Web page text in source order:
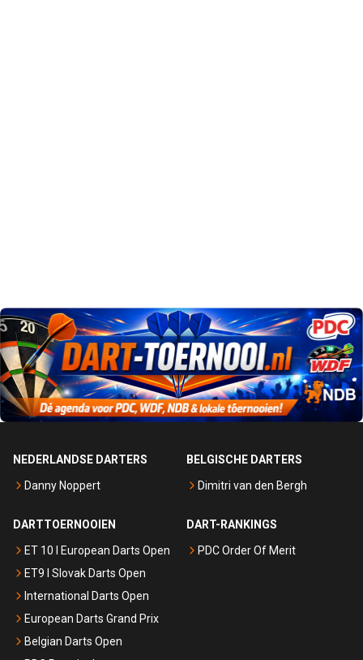
NEDERLANDSE DARTERS
Danny Noppert
BELGISCHE DARTERS
Dimitri van den Bergh
DARTTOERNOOIEN
ET 10 I European Darts Open
ET9 I Slovak Darts Open
International Darts Open
European Darts Grand Prix
Belgian Darts Open
DART-RANKINGS
PDC Order Of Merit